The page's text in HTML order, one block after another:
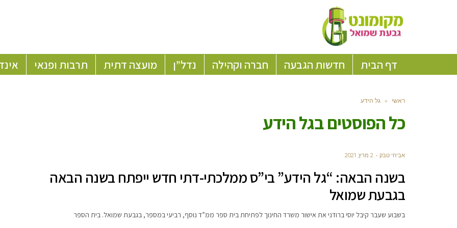
דף הבית חדשות הגבעה חברה וקהילה נדל”ן מועצה דתית תרבות ופנאי
ראשי » גל הידע
כל הפוסטים בגל הידע
אביחי טבק 2 מרץ, 2021
בשנה הבאה: “גל הידע” בי”ס ממלכתי-דתי חדש ייפתח בשנה הבאה
בגבעת שמואל
בשבוע שעבר קיבל יוסי ברודני את אישור משרד החינוך לפתיחת בית ספר ממ”ד נוסף, רביעי במספר, בגבעת שמואל. בית הספר